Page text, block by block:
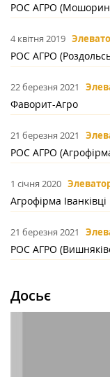
РОС АГРО
4 квітня 2019
РОС АГРО
22 березня 2021
Фаворит-Агро
21 березня 2021
РОС АГРО
1 січня 2020
Агрофірма Іванківці
21 березня 2021
РОС АГРО
Досьє